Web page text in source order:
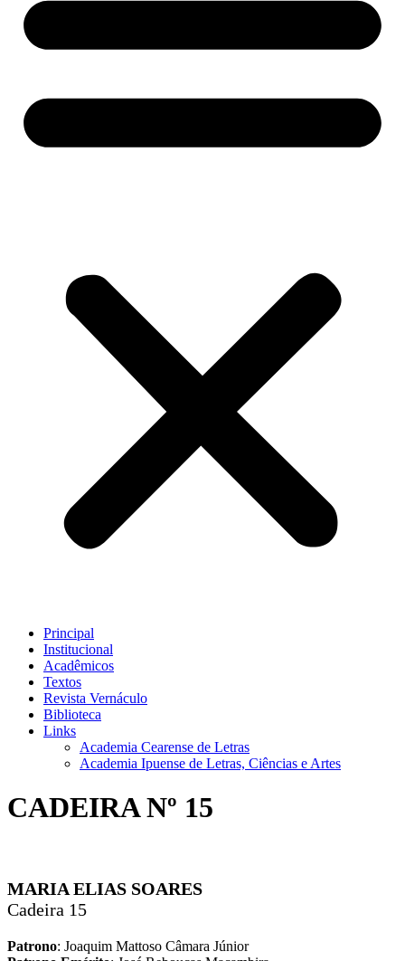
Principal
Institucional
Acadêmicos
Textos
Revista Vernáculo
Biblioteca
Links
Academia Cearense de Letras
Academia Ipuense de Letras, Ciências e Artes
CADEIRA Nº 15
MARIA ELIAS SOARES
Cadeira 15
Patrono: Joaquim Mattoso Câmara Júnior